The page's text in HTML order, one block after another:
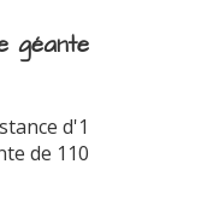
géante
d'1
de 110